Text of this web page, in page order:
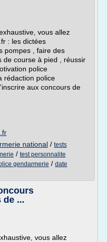
vous allez
: les dictées
pompes , faire des
de course à pied , réussir
police
rédaction police
aux concours de
national / tests
/ test personnalite
gendarmerie / date
de ...
vous allez